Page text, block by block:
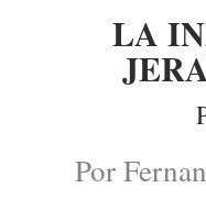
LA
Por